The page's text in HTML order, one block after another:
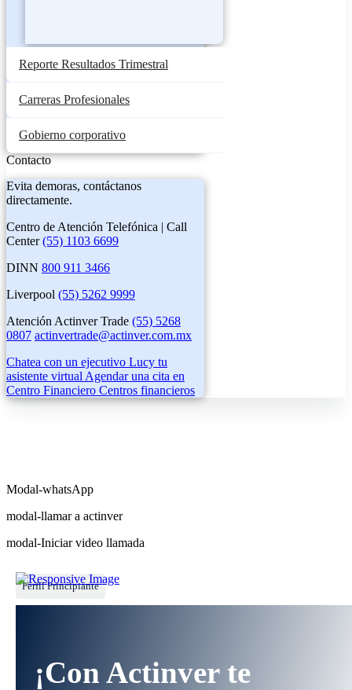
Reporte Resultados Trimestral
Carreras Profesionales
Gobierno corporativo
Contacto
Evita demoras, contáctanos
directamente.
Centro de Atención Telefónica | Call
Center(55) 1103 6699
DINN 800 911 3466
Liverpool (55) 5262 9999
Atención Actinver Trade (55) 5268
0807 actinvertrade@actinver.com.mx
Chatea con un ejecutivo Lucy tu
asistente virtual Agendar una cita en
Centro Financiero Centros financieros
Modal-whatsApp
modal-llamar a actinver
modal-Iniciar video llamada
Perfil Principiante
¡Con Actinver te